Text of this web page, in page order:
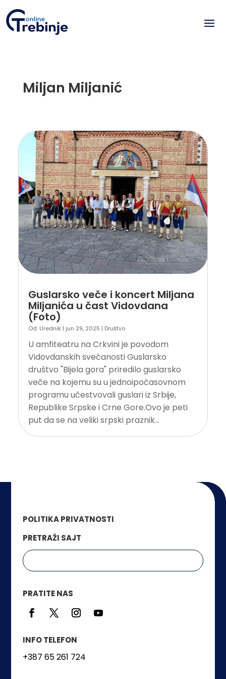
Miljan Miljanić
Guslarsko veče i koncert Miljana
Miljanića u čast Vidovdana
(Foto)
Od: Urednik| jun 29, 2025 | Društvo
U amfiteatru na Crkvini je povodom
Vidovdanskih svečanosti Guslarsko
društvo "Bijela gora" priredilo guslarsko
veče na kojemu su u jednoipočasovnom
programu učestvovali guslari iz Srbije,
Republike Srpske i Crne Gore.Ovo je peti
put da se na veliki srpski praznik...
POLITIKA PRIVATNOSTI
PRETRAŽI SAJT
PRATITE NAS
INFO TELEFON
+387 65 261 724